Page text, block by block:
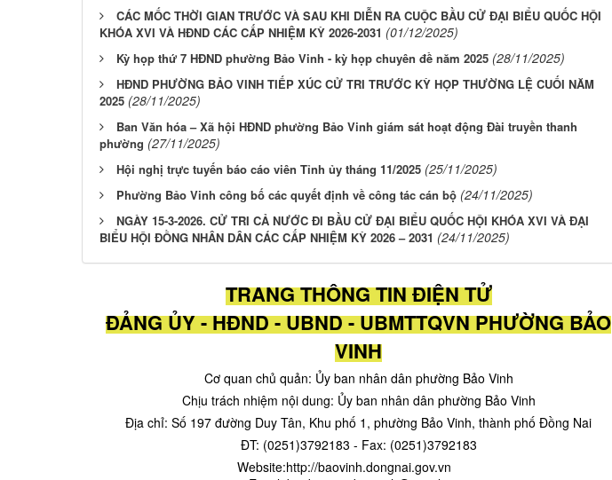
CÁC MỐC THỜI GIAN TRƯỚC VÀ SAU KHI DIỄN RA CUỘC BẦU CỬ ĐẠI BIỂU QUỐC HỘI
KHÓA XVI VÀ HĐND CÁC CẤP NHIỆM KỲ 2026-2031 (01/12/2025)
Kỳ họp thứ 7 HĐND phường Bảo Vinh - kỳ họp chuyên đề năm 2025 (28/11/2025)
HĐND PHƯỜNG BẢO VINH TIẾP XÚC CỬ TRI TRƯỚC KỲ HỌP THƯỜNG LỆ CUỐI NĂM
2025 (28/11/2025)
Ban Văn hóa – Xã hội HĐND phường Bảo Vinh giám sát hoạt động Đài truyền thanh
phường (27/11/2025)
Hội nghị trực tuyến báo cáo viên Tỉnh ủy tháng 11/2025 (25/11/2025)
Phường Bảo Vinh công bố các quyết định về công tác cán bộ (24/11/2025)
NGÀY 15-3-2026. CỬ TRI CẢ NƯỚC ĐI BẦU CỬ ĐẠI BIỂU QUỐC HỘI KHÓA XVI VÀ ĐẠI
BIỂU HỘI ĐỒNG NHÂN DÂN CÁC CẤP NHIỆM KỲ 2026 – 2031 (24/11/2025)
TRANG THÔNG TIN ĐIỆN TỬ
ĐẢNG ỦY - HĐND - UBND - UBMTTQVN PHƯỜNG BẢO
VINH
Cơ quan chủ quản: Ủy ban nhân dân phường Bảo Vinh
Chịu trách nhiệm nội dung: Ủy ban nhân dân phường Bảo Vinh
Địa chỉ: Số 197 đường Duy Tân, Khu phố 1, phường Bảo Vinh, thành phố Đồng Nai
ĐT: (0251)3792183 - Fax: (0251)3792183
Website:http://baovinh.dongnai.gov.vn